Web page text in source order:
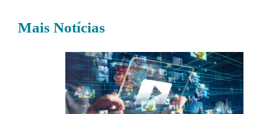
Mais Notícias